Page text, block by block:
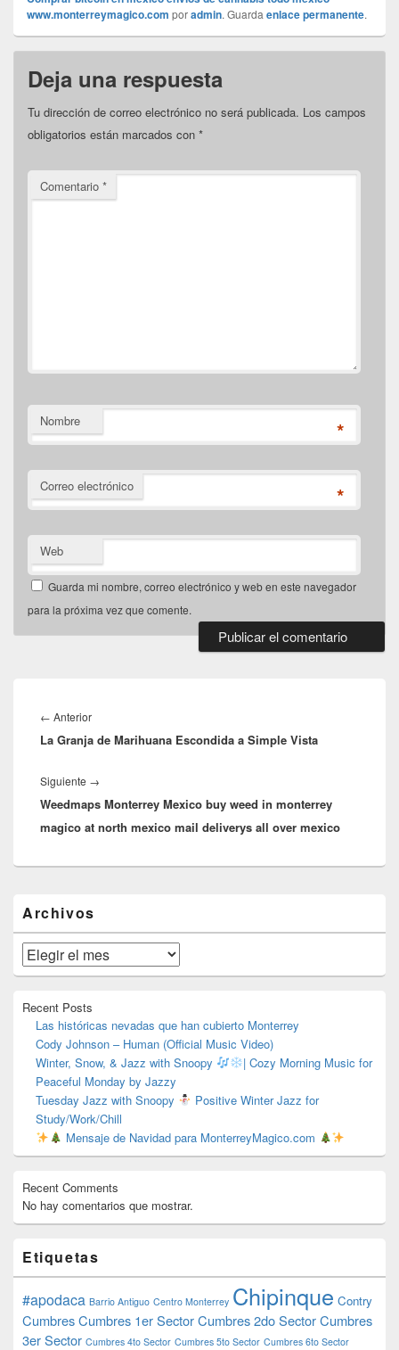
www.monterreymagico.com poradmin. Guarda enlace permanente.
Deja una respuesta
Tu dirección de correo electrónico no será publicada. Los campos
obligatorios están marcados con *
Comentario *
Nombre *
Correo electrónico *
Web
Guarda mi nombre, correo electrónico y web en este navegador
para la próxima vez que comente.
de
entradas
← AnteriorEntrada
anterior:
La Granja de Marihuana Escondida a Simple Vista
Siguiente →
siguiente:
Weedmaps Monterrey Mexico buy weed in monterrey
magico at north mexico mail deliverys all over mexico
área
de
widget
barra
lateral
Archivos
Archivos
Recent Posts
Las históricas nevadas que han cubierto Monterrey
Cody Johnson – Human (Official Music Video)
Winter, Snow, & Jazz with Snoopy
| Cozy Morning Music for
Peaceful Monday by Jazzy
Tuesday Jazz with Snoopy
Positive Winter Jazz for
Study/Work/Chill
Mensaje de Navidad para MonterreyMagico.com
Recent Comments
No hay comentarios que mostrar.
Etiquetas
#apodaca Barrio Antiguo Centro Monterrey Chipinque Contry
CumbresCumbres 1er SectorCumbres 2do SectorCumbres
3er Sector Cumbres 4to Sector Cumbres 5to Sector Cumbres 6to Sector